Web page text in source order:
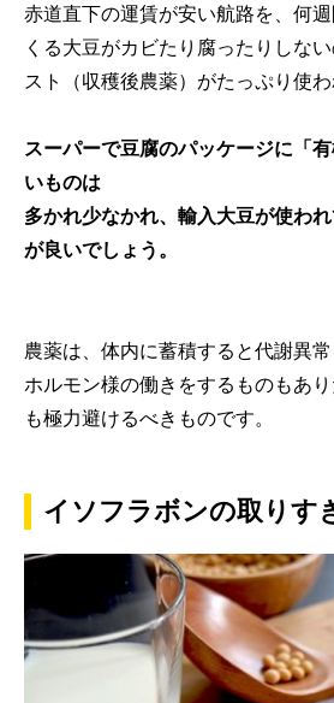
赤道直下の運賃が安い航路を、何
くる大豆がカビたり腐ったりしな
スト（収穫後農薬）がたっぷり使わ
スーパーで豆腐のパッケージに「
いものは
多かれ少なかれ、輸入大豆が使わ
が良いでしょう。
農薬は、体内に蓄積すると代謝異
ホルモン様の働きをするものもあ
も極力避けるべきものです。
イソフラボンの取りす